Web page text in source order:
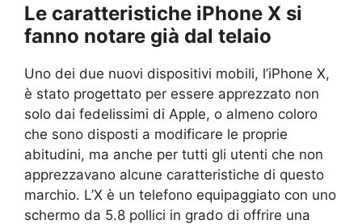
Le caratteristiche iPhone X si
fanno notare già dal telaio
Uno dei due nuovi dispositivi mobili, l’iPhone X,
è stato progettato per essere apprezzato non
solo dai fedelissimi di Apple, o almeno coloro
che sono disposti a modificare le proprie
abitudini, ma anche per tutti gli utenti che non
apprezzavano alcune caratteristiche di questo
marchio. L’X è un telefono equipaggiato con uno
schermo da 5.8 pollici in grado di offrire una